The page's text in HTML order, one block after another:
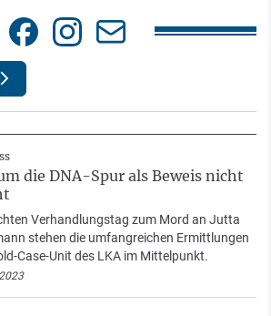
die DNA-Spur als Beweis nicht
Verhandlungstag zum Mord an Jutta
stehen die umfangreichen Ermittlungen
Case-Unit des LKA im Mittelpunkt.